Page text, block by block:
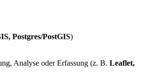
Postgres/PostGIS)
Analyse oder Erfassung (z. B. Leaflet,